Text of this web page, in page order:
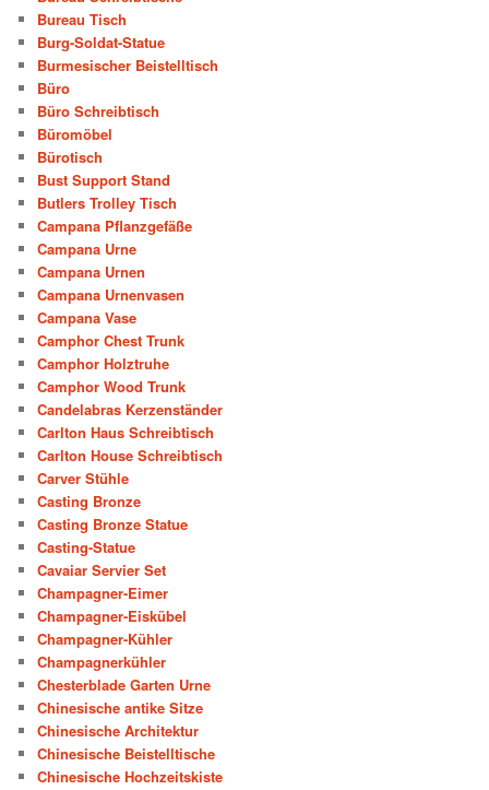
Bureau Tisch
Burg-Soldat-Statue
Burmesischer Beistelltisch
Büro
Büro Schreibtisch
Büromöbel
Bürotisch
Bust Support Stand
Butlers Trolley Tisch
Campana Pflanzgefäße
Campana Urne
Campana Urnen
Campana Urnenvasen
Campana Vase
Camphor Chest Trunk
Camphor Holztruhe
Camphor Wood Trunk
Candelabras Kerzenständer
Carlton Haus Schreibtisch
Carlton House Schreibtisch
Carver Stühle
Casting Bronze
Casting Bronze Statue
Casting-Statue
Cavaiar Servier Set
Champagner-Eimer
Champagner-Eiskübel
Champagner-Kühler
Champagnerkühler
Chesterblade Garten Urne
Chinesische antike Sitze
Chinesische Architektur
Chinesische Beistelltische
Chinesische Hochzeitskiste